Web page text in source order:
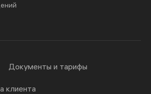
Документы и тарифы
клиента